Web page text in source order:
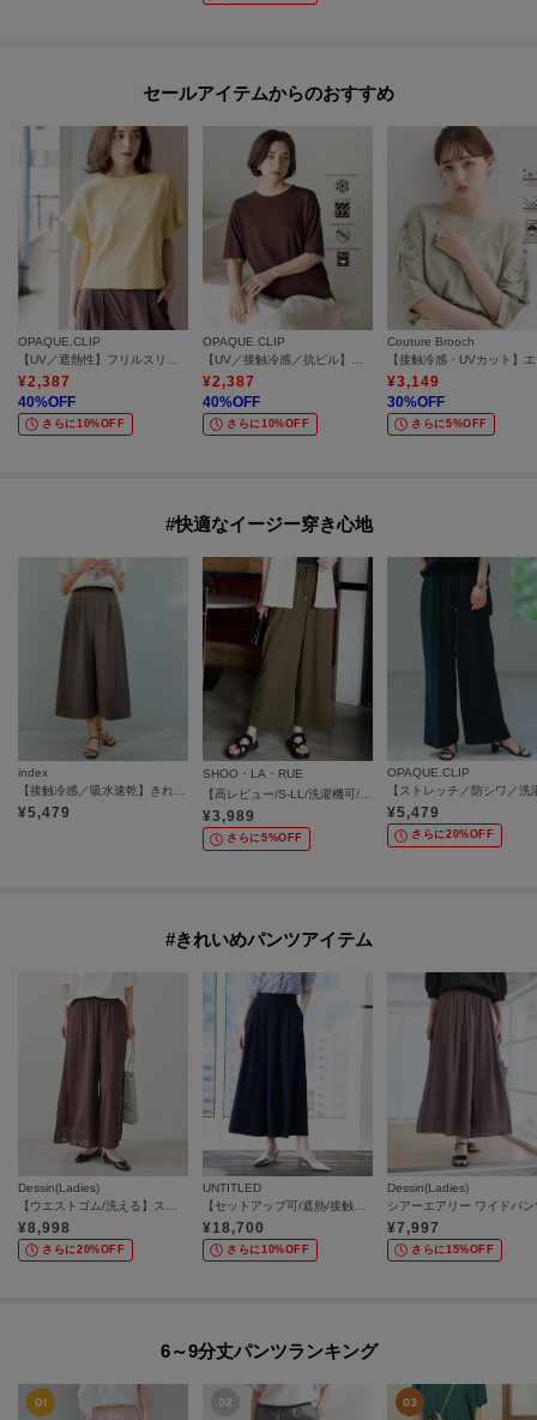
セールアイテムからのおすすめ
OPAQUE.CLIP
¥2,387
40%OFF
さらに10%OFF
OPAQUE.CLIP
¥2,387
40%OFF
さらに10%OFF
Couture Brooch
¥3,149
30%OFF
さらに5%OFF
#快適なイージー穿き心地
index
【接触冷感／吸水速乾】きれいめなのに楽ちんガウチョパンツ《イージーアイロン／防シワ／洗濯機OK》
¥5,479
SHOO・LA・RUE
【高レビュー/S-LL/洗濯機可/セットアップ可】着丈選べる 軽凛(かろりん) ひんやりフラップイージーパンツ
¥3,989
さらに5%OFF
OPAQUE.CLIP
¥5,479
さらに20%OFF
#きれいめパンツアイテム
Dessin(Ladies)
¥8,998
さらに20%OFF
UNTITLED
¥18,700
さらに10%OFF
Dessin(Ladies)
シアーエアリー ワイドパン
¥7,997
さらに15%OFF
6～9分丈パンツランキング